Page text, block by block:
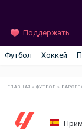
Поддержать
Футбол Хоккей
ГЛАВНАЯ »ФУТБОЛ »